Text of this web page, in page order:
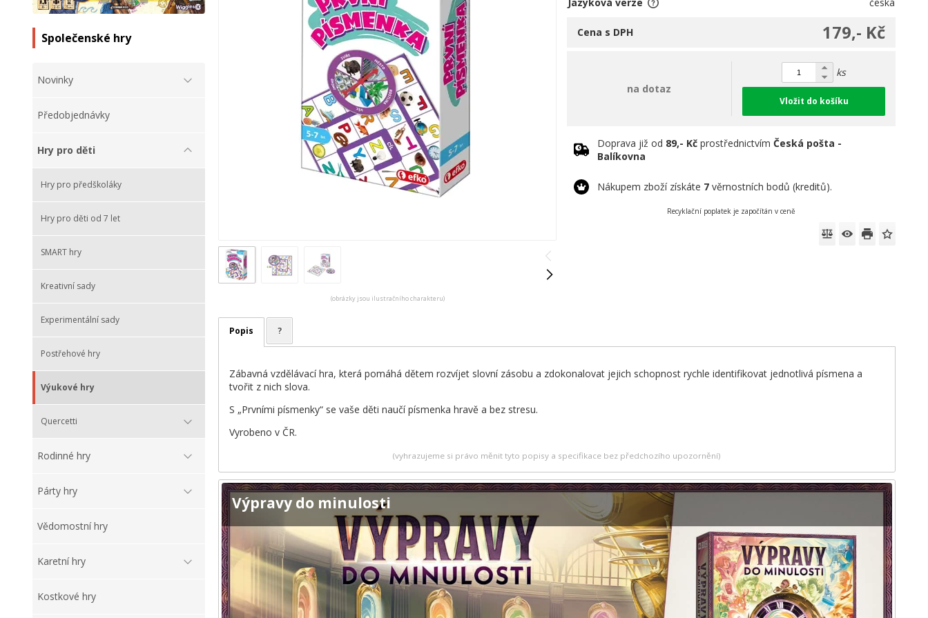
Společenské hry
Novinky
Předobjednávky
Hry pro děti
Hry pro předškoláky
Hry pro děti od 7 let
SMART hry
Kreativní sady
Experimentální sady
Postřehové hry
Výukové hry
Quercetti
Rodinné hry
Párty hry
Vědomostní hry
Karetní hry
Kostkové hry
(obrázky jsou ilustračního charakteru)
Jazyková verze
česká
179,- Kč
Cena s DPH
na dotaz
ks
Vložit do košíku
Doprava již od 89,- Kč prostřednictvímČeská pošta -
Balíkovna
Nákupem zboží získáte 7 věrnostních bodů (kreditů).
Recyklační poplatek je započítán v ceně
Popis ?
Zábavná vzdělávací hra, která pomáhá dětem rozvíjet slovní zásobu a zdokonalovat jejich schopnost rychle identifikovat jednotlivá písmena a
tvořit z nich slova.
S „Prvními písmenky“ se vaše děti naučí písmenka hravě a bez stresu.
Vyrobeno v ČR.
(vyhrazujeme si právo měnit tyto popisy a specifikace bez předchozího upozornění)
Výpravy do minulosti